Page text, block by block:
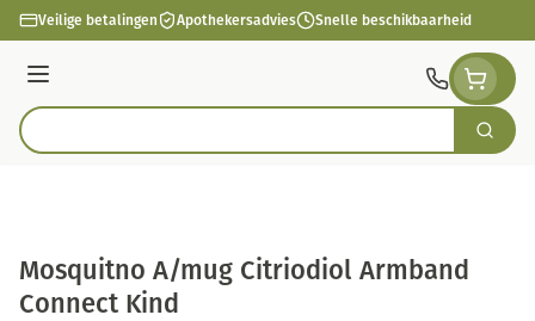
Ga naar de inhoud
Veilige betalingen Apothekersadvies Snelle beschikbaarheid
Menu
Product, merk, categorie... Zoek
Mosquitno A/mug Citriodiol Armband
Connect Kind